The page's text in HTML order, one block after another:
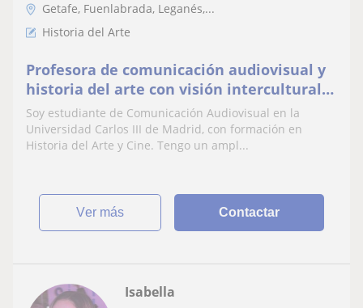
Getafe, Fuenlabrada, Leganés,...
Historia del Arte
Profesora de comunicación audiovisual y
historia del arte con visión intercultural
única
Soy estudiante de Comunicación Audiovisual en la
Universidad Carlos III de Madrid, con formación en
Historia del Arte y Cine. Tengo un ampl...
ver más Contactar
Isabella